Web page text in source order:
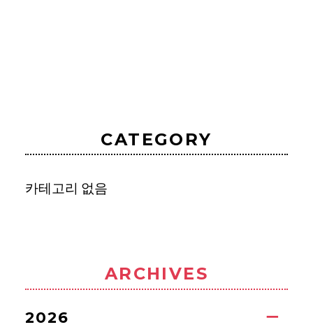
CATEGORY
카테고리 없음
ARCHIVES
2026